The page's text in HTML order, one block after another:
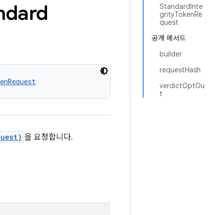
StandardInte
grityTokenRe
quest
공개 메서드
builder
requestHash
verdictOptOu
t
을 요청합니다.